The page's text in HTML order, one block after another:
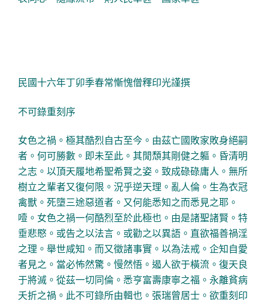
民國十六年丁卯季春常慚愧僧釋印光謹撰
不可錄重刻序
女色之禍。極其酷烈自古至今。由茲亡國敗家敗身絕嗣
者。何可勝數。即未至此。其閒頹其剛健之軀。昏清明
之志。以頂天履地希聖希賢之姿。致成碌碌庸人。無所
樹立之輩者又復何限。況乎逆天理。亂人倫。生為衣冠
禽獸。死墮三途惡道者。又何能悉知之而悉見之耶。
噎。女色之禍一何酷烈至於此極也。由是諸聖諸賢。特
垂悲愍。或告之以法言。或勸之以異語。直欲福善禍淫
之理。舉世咸知。而又徵諸事實。以為法戒。企知自愛
者見之。當必怖然驚。慢然悟。遏人欲于橫流。復天良
于將滅。從茲一切同倫。悉亨富壽康寧之福。永離貧病
夭折之禍。此不可錄所由輯也。張瑞曾居士。欲重刻印